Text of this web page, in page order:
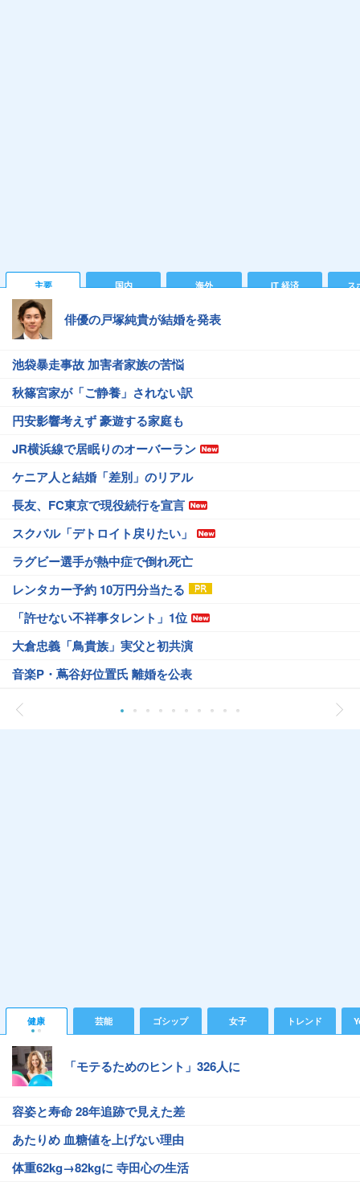
主要 国内 海外 IT 経済 ス
俳優の戸塚純貴が結婚を発表
池袋暴走事故 加害者家族の苦悩
秋篠宮家が「ご静養」されない訳
円安影響考えず 豪遊する家庭も
JR横浜線で居眠りのオーバーラン
ケニア人と結婚「差別」のリアル
長友、FC東京で現役続行を宣言
スクバル「デトロイト戻りたい」
ラグビー選手が熱中症で倒れ死亡
レンタカー予約 10万円分当たる
「許せない不祥事タレント」1位
大倉忠義「鳥貴族」実父と初共演
音楽P・蔦谷好位置氏 離婚を公表
健康 芸能 ゴシップ 女子 トレンド
「モテるためのヒント」326人に
容姿と寿命 28年追跡で見えた差
あたりめ 血糖値を上げない理由
体重62kg→82kgに 寺田心の生活